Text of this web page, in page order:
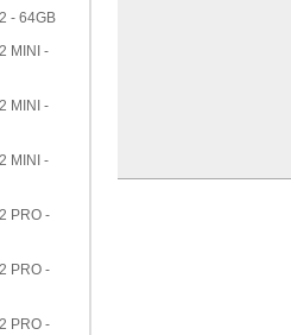
- 64GB
MINI -
MINI -
MINI -
PRO -
PRO -
PRO -